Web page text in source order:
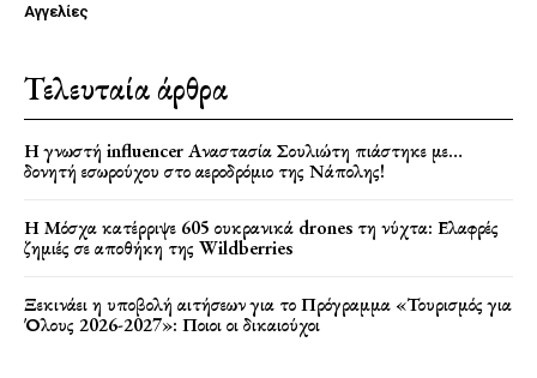
Αγγελίες
Τελευταία άρθρα
Η γνωστή influencer Αναστασία Σουλιώτη πιάστηκε με…
δονητή εσωρούχου στο αεροδρόμιο της Νάπολης!
Η Μόσχα κατέρριψε 605 ουκρανικά drones τη νύχτα: Ελαφρές
ζημιές σε αποθήκη της Wildberries
Ξεκινάει η υποβολή αιτήσεων για το Πρόγραμμα «Τουρισμός για
Όλους 2026-2027»: Ποιοι οι δικαιούχοι